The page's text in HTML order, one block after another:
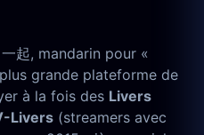
起, mandarin pour «
grande plateforme de
à la fois des Livers
Livers (streamers avec